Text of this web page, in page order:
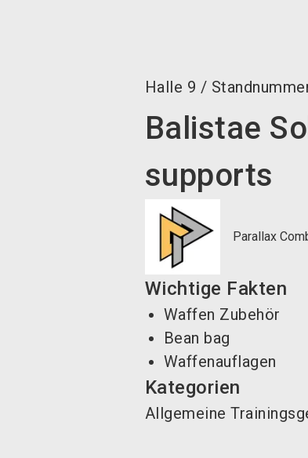
Halle 9 /
Balistae
supports
Parallax
Wichtige Fakten
Waffen Zubehör
Bean bag
Waffenauflagen
Kategorien
Allgemeine